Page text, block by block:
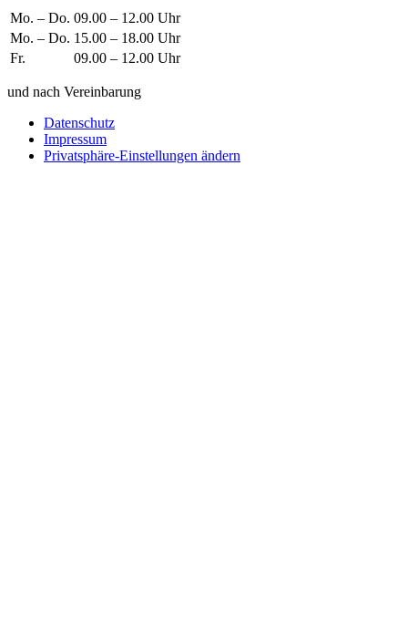
Mo. – Do. 09.00 – 12.00 Uhr
Mo. – Do. 15.00 – 18.00 Uhr
Fr.
09.00 – 12.00 Uhr
und nach Vereinbarung
Datenschutz
Impressum
Privatsphäre-Einstellungen ändern